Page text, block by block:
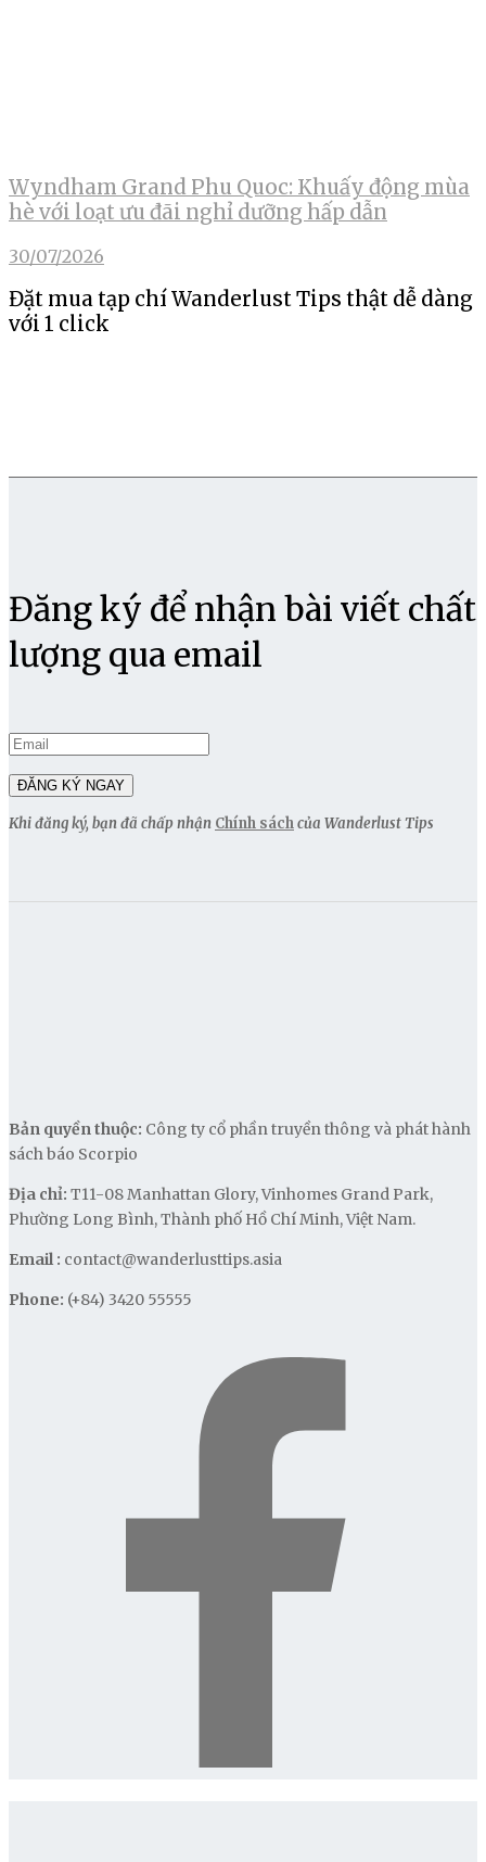
Wyndham Grand Phu Quoc: Khuấy động mùa
hè với loạt ưu đãi nghỉ dưỡng hấp dẫn
30/07/2026
Đặt mua tạp chí Wanderlust Tips thật dễ dàng
với 1 click
Đăng ký để nhận bài viết chất
lượng qua email
Khi đăng ký, bạn đã chấp nhận Chính sáchcủa Wanderlust Tips
Bản quyền thuộc: Công ty cổ phần truyền thông và phát hành
sách báo Scorpio
Địa chỉ: T11-08 Manhattan Glory, Vinhomes Grand Park,
Phường Long Bình, Thành phố Hồ Chí Minh, Việt Nam.
Email : contact@wanderlusttips.asia
Phone: (+84) 3420 55555